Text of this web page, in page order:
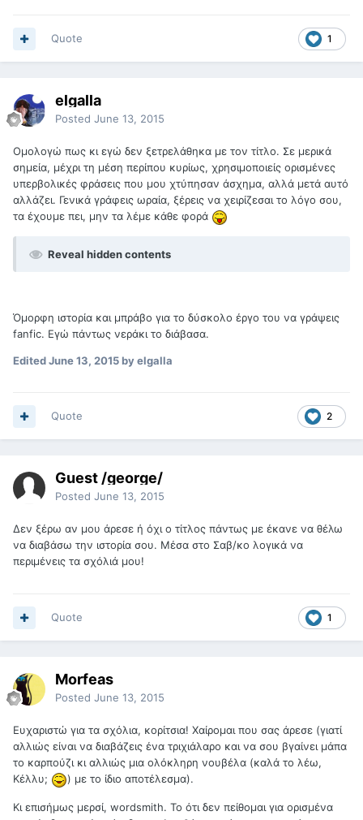
1
Quote
elgalla
Posted June 13, 2015
Ομολογώ πως κι εγώ δεν ξετρελάθηκα με τον τίτλο. Σε μερικά
σημεία, μέχρι τη μέση περίπου κυρίως, χρησιμοποιείς ορισμένες
υπερβολικές φράσεις που μου χτύπησαν άσχημα, αλλά μετά αυτό
αλλάζει. Γενικά γράφεις ωραία, ξέρεις να χειρίζεσαι το λόγο σου,
τα έχουμε πει, μην τα λέμε κάθε φορά
Reveal hidden contents
Όμορφη ιστορία και μπράβο για το δύσκολο έργο του να γράψεις
fanfic. Εγώ πάντως νεράκι το διάβασα.
EditedJune 13, 2015by elgalla
2
Quote
Guest /george/
Posted June 13, 2015
Δεν ξέρω αν μου άρεσε ή όχι ο τίτλος πάντως με έκανε να θέλω
να διαβάσω την ιστορία σου. Μέσα στο Σαβ/κο λογικά να
περιμένεις τα σχόλιά μου!
1
Quote
Morfeas
Posted June 13, 2015
Ευχαριστώ για τα σχόλια, κορίτσια! Χαίρομαι που σας άρεσε (γιατί
αλλιώς είναι να διαβάζεις ένα τριχιάλαρο και να σου βγαίνει μάπα
το καρπούζι κι αλλιώς μια ολόκληρη νουβέλα (καλά το λέω,
Κέλλυ;
) με το ίδιο αποτέλεσμα).
Κι επισήμως μερσί, wordsmith. Το ότι δεν πείθομαι για ορισμένα